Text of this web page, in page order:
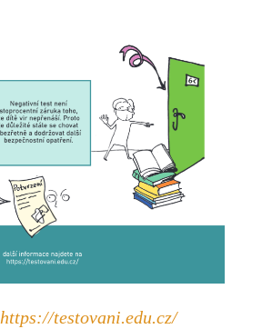
https://testovani.edu.cz/